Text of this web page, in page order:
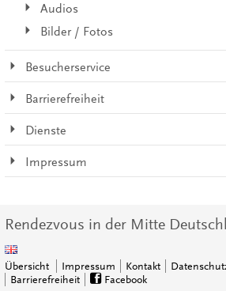
Audios
Bilder / Fotos
Besucherservice
Barrierefreiheit
Dienste
Impressum
Rendezvous in der Mitte
Übersicht Impressum Kontakt
Barrierefreiheit
Facebook